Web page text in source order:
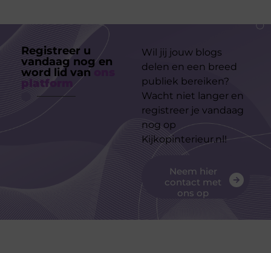
Registreer u
vandaag nog en
word lid van
platform
Wil jij jouw blogs
delen en een breed
publiek bereiken?
Wacht niet langer en
registreer je vandaag
nog op
Kijkopinterieur.nl!
Neem hier
contact met
ons op